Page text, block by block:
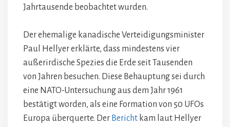
Jahrtausende beobachtet wurden.
Der ehemalige kanadische Verteidigungsminister
Paul Hellyer erklärte, dass mindestens vier
außerirdische Spezies die Erde seit Tausenden
von Jahren besuchen. Diese Behauptung sei durch
eine NATO-Untersuchung aus dem Jahr 1961
bestätigt worden, als eine Formation von 50 UFOs
Europa überquerte. Der Bericht kam laut Hellyer